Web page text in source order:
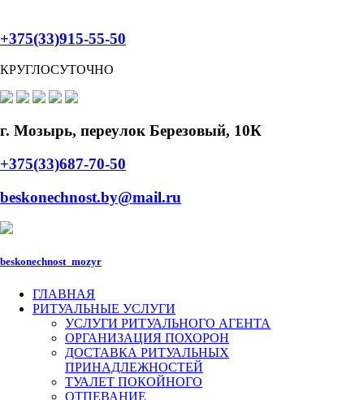
+375(33)915-55-50
КРУГЛОСУТОЧНО
г. Мозырь, переулок Березовый, 10К
+375(33)687-70-50
beskonechnost.by@mail.ru
beskonechnost_mozyr
ГЛАВНАЯ
РИТУАЛЬНЫЕ УСЛУГИ
УСЛУГИ РИТУАЛЬНОГО АГЕНТА
ОРГАНИЗАЦИЯ ПОХОРОН
ДОСТАВКА РИТУАЛЬНЫХ
ПРИНАДЛЕЖНОСТЕЙ
ТУАЛЕТ ПОКОЙНОГО
ОТПЕВАНИЕ